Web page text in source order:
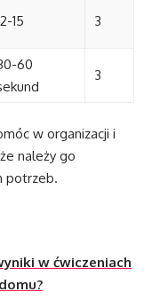
15 3
60
3
w organizacji i
należy go
potrzeb.
w ćwiczeniach